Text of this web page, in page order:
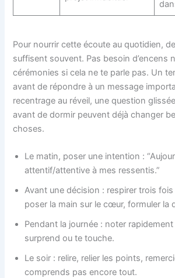
Pour nourrir cette écoute au quotidien,
suffisent souvent. Pas besoin d’encens
cérémonies si cela ne te parle pas. Un
avant de répondre à un message
recentrage au réveil, une question
avant de dormir peuvent déjà changer
choses.
Le matin, poser une intention :
attentif/attentive à mes ressentis.”
Avant une décision : respirer trois
poser la main sur le cœur, formuler la
Pendant la journée : noter
surprend ou te touche.
Le soir : relire, relier les points,
comprends pas encore tout.